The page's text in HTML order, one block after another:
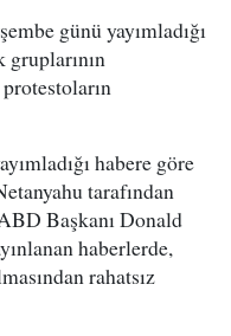
günü yayımladığı
gruplarının
habere göre
tarafından
Başkanı Donald
haberlerde,
rahatsız